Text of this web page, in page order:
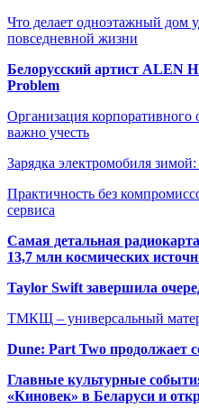
Что делает одноэтажный дом
повседневной жизни
Белорусский артист ALEN
Problem
Организация
важно учесть
Зарядка электромобиля
Практичность без
сервиса
Самая детальная
13,7 млн космических
Taylor Swift завершила
ТМКЩ – универсальный
Dune: Part Two продолжает
Главные культурные
«Киновек» в Беларуси и